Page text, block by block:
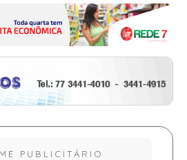
PUBLICITÁRIO